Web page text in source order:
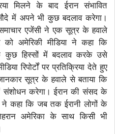
मिलने के बाद ईरान संभावित
में अपने भी कुछ बदलाव करेगा।
समाचार एजेंसी ने एक सूत्र के हवाले
को अमेरिकी मीडिया ने कहा क‍ि
कुछ हिस्सों में बदलाव करके उसे
रिपोर्टों पर प्रतिक्रिया देते हुए
सूत्र के हवाले से बताया कि
संशोधन करेगा। ईरान की संसद के
ने कहा कि जब तक ईरानी लोगों के
अमेरिका के साथ किसी भी